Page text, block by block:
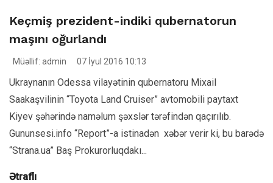
Keçmiş prezident-indiki qubernatorun
maşını oğurlandı
Müəllif: admin 07 İyul 2016 10:13
Ukraynanın Odessa vilayətinin qubernatoru Mixail
Saakaşvilinin “Toyota Land Cruiser” avtomobili paytaxt
Kiyev şəhərində naməlum şəxslər tərəfindən qaçırılıb.
Gununsesi.info “Report”-a istinadən xəbər verir ki, bu barədə
“Strana.ua” Baş Prokurorluqdakı...
Ətraflı